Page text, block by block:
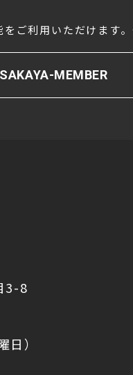
ご利用いただけます。
MEMBER
3-8
）